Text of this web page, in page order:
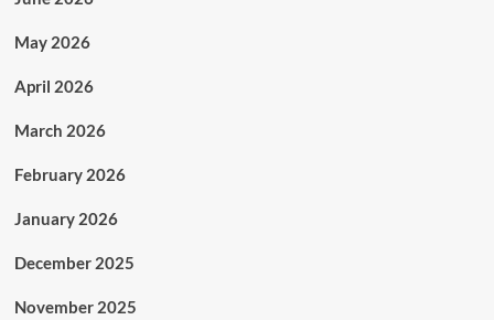
May 2026
April 2026
March 2026
February 2026
January 2026
December 2025
November 2025